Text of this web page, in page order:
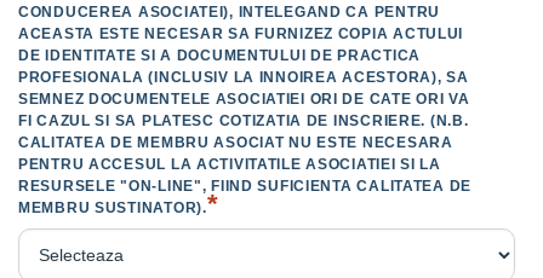
CONDUCEREA ASOCIATEI), INTELEGAND CA PENTRU
ACEASTA ESTE NECESAR SA FURNIZEZ COPIA ACTULUI
DE IDENTITATE SI A DOCUMENTULUI DE PRACTICA
PROFESIONALA (INCLUSIV LA INNOIREA ACESTORA), SA
SEMNEZ DOCUMENTELE ASOCIATIEI ORI DE CATE ORI VA
FI CAZUL SI SA PLATESC COTIZATIA DE INSCRIERE. (N.B.
CALITATEA DE MEMBRU ASOCIAT NU ESTE NECESARA
PENTRU ACCESUL LA ACTIVITATILE ASOCIATIEI SI LA
RESURSELE "ON-LINE", FIIND SUFICIENTA CALITATEA DE
MEMBRU SUSTINATOR).*